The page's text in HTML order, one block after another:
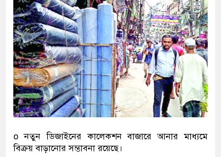
o নতুন ডিজাইনের কালেকশন বাজারে আনার মাধ্যমে
বিক্রয় বাড়ানোর সম্ভাবনা রয়েছে।